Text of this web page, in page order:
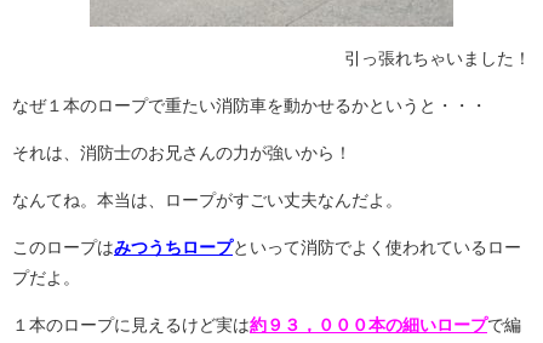
引っ張れちゃいました！
なぜ１本のロープで重たい消防車を動かせるかというと・・・
それは、消防士のお兄さんの力が強いから！
なんてね。本当は、ロープがすごい丈夫なんだよ。
このロープはみつうちロープといって消防でよく使われているロー
プだよ。
１本のロープに見えるけど実は約９３，０００本の細いロープで編